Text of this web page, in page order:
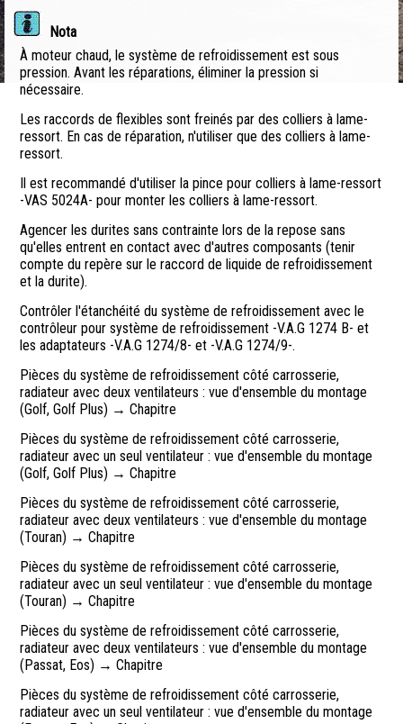
Nota
À moteur chaud, le système de refroidissement est sous
pression. Avant les réparations, éliminer la pression si
nécessaire.
Les raccords de flexibles sont freinés par des colliers à lame-
ressort. En cas de réparation, n'utiliser que des colliers à lame-
ressort.
Il est recommandé d'utiliser la pince pour colliers à lame-ressort
-VAS 5024A- pour monter les colliers à lame-ressort.
Agencer les durites sans contrainte lors de la repose sans
qu'elles entrent en contact avec d'autres composants (tenir
compte du repère sur le raccord de liquide de refroidissement
et la durite).
Contrôler l'étanchéité du système de refroidissement avec le
contrôleur pour système de refroidissement -V.A.G 1274 B- et
les adaptateurs -V.A.G 1274/8- et -V.A.G 1274/9-.
Pièces du système de refroidissement côté carrosserie,
radiateur avec deux ventilateurs : vue d'ensemble du montage
(Golf, Golf Plus) → Chapitre
Pièces du système de refroidissement côté carrosserie,
radiateur avec un seul ventilateur : vue d'ensemble du montage
(Golf, Golf Plus) → Chapitre
Pièces du système de refroidissement côté carrosserie,
radiateur avec deux ventilateurs : vue d'ensemble du montage
(Touran) → Chapitre
Pièces du système de refroidissement côté carrosserie,
radiateur avec un seul ventilateur : vue d'ensemble du montage
(Touran) → Chapitre
Pièces du système de refroidissement côté carrosserie,
radiateur avec deux ventilateurs : vue d'ensemble du montage
(Passat, Eos) → Chapitre
Pièces du système de refroidissement côté carrosserie,
radiateur avec un seul ventilateur : vue d'ensemble du montage